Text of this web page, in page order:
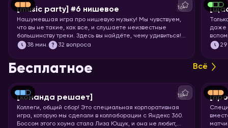
[music party] #6 нишевое 16+
Нашумевшая игра про нишевую музыку! Мы чувствуем,
что вы не такие, как все, и слушаете неизвестные
большинству треки. Здесь вы найдёте, чему удивиться!
Настраивайте слух на изысканную непопулярную музыку
38 мин. 32 вопроса
даже
29
Бесплатное Всё
[команда решает] 18+
Коллеги, общий сбор! Это специальная корпоративная
игра, которую мы сделали в коллаборации с Яндекс 360.
Боссом этого хоума стала Лиза Ющук, и она не любит,